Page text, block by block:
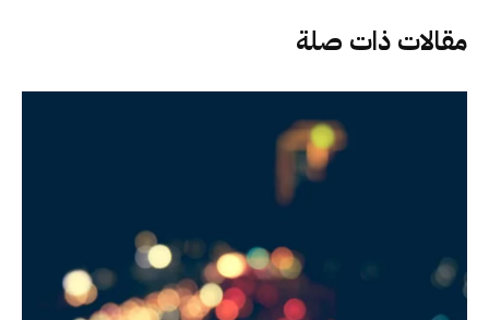
مقالات ذات صلة